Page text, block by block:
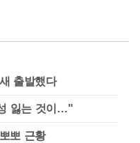
출발했다
잃는 것이…"
뽀 근황